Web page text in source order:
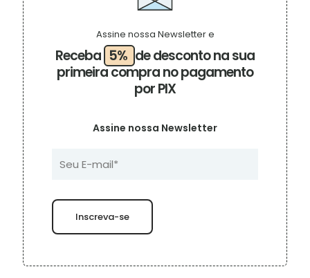
Receba 5% de desconto na sua
primeira compra no pagamento
por PIX
Assine nossa Newsletter e
Assine nossa Newsletter